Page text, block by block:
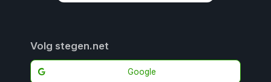
Volg stegen.net
Google